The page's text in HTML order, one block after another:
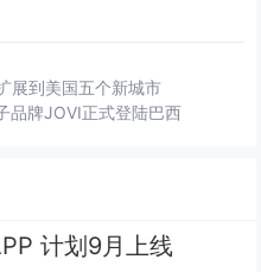
展到美国五个新城市
品牌JOVI正式登陆巴西
计划9月上线